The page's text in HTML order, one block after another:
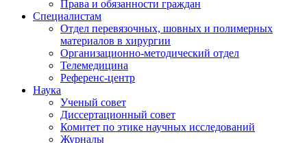
Права и обязанности граждан
Специалистам
Отдел перевязочных, шовных и полимерных
материалов в хирургии
Организационно-методический отдел
Телемедицина
Референс-центр
Наука
Ученый совет
Диссертационный совет
Комитет по этике научных исследований
Журналы